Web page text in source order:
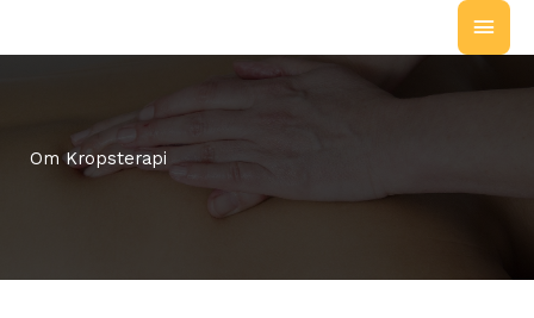
MAIN
Om Kropsterapi